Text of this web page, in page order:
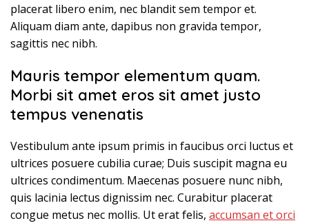
placerat libero enim, nec blandit sem tempor et.
Aliquam diam ante, dapibus non gravida tempor,
sagittis nec nibh.
Mauris tempor elementum quam.
Morbi sit amet eros sit amet justo
tempus venenatis
Vestibulum ante ipsum primis in faucibus orci luctus et
ultrices posuere cubilia curae; Duis suscipit magna eu
ultrices condimentum. Maecenas posuere nunc nibh,
quis lacinia lectus dignissim nec. Curabitur placerat
congue metus nec mollis. Ut erat felis, accumsan et orci